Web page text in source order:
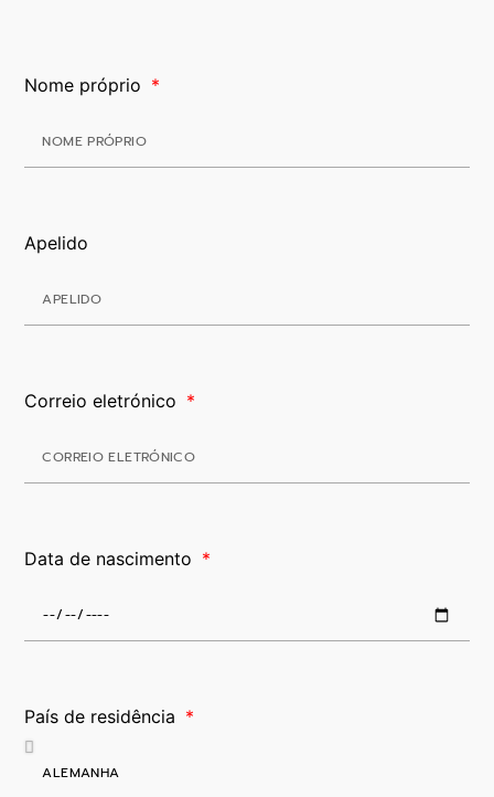
Nome próprio
Apelido
Correio eletrónico
Data de nascimento
País de residência